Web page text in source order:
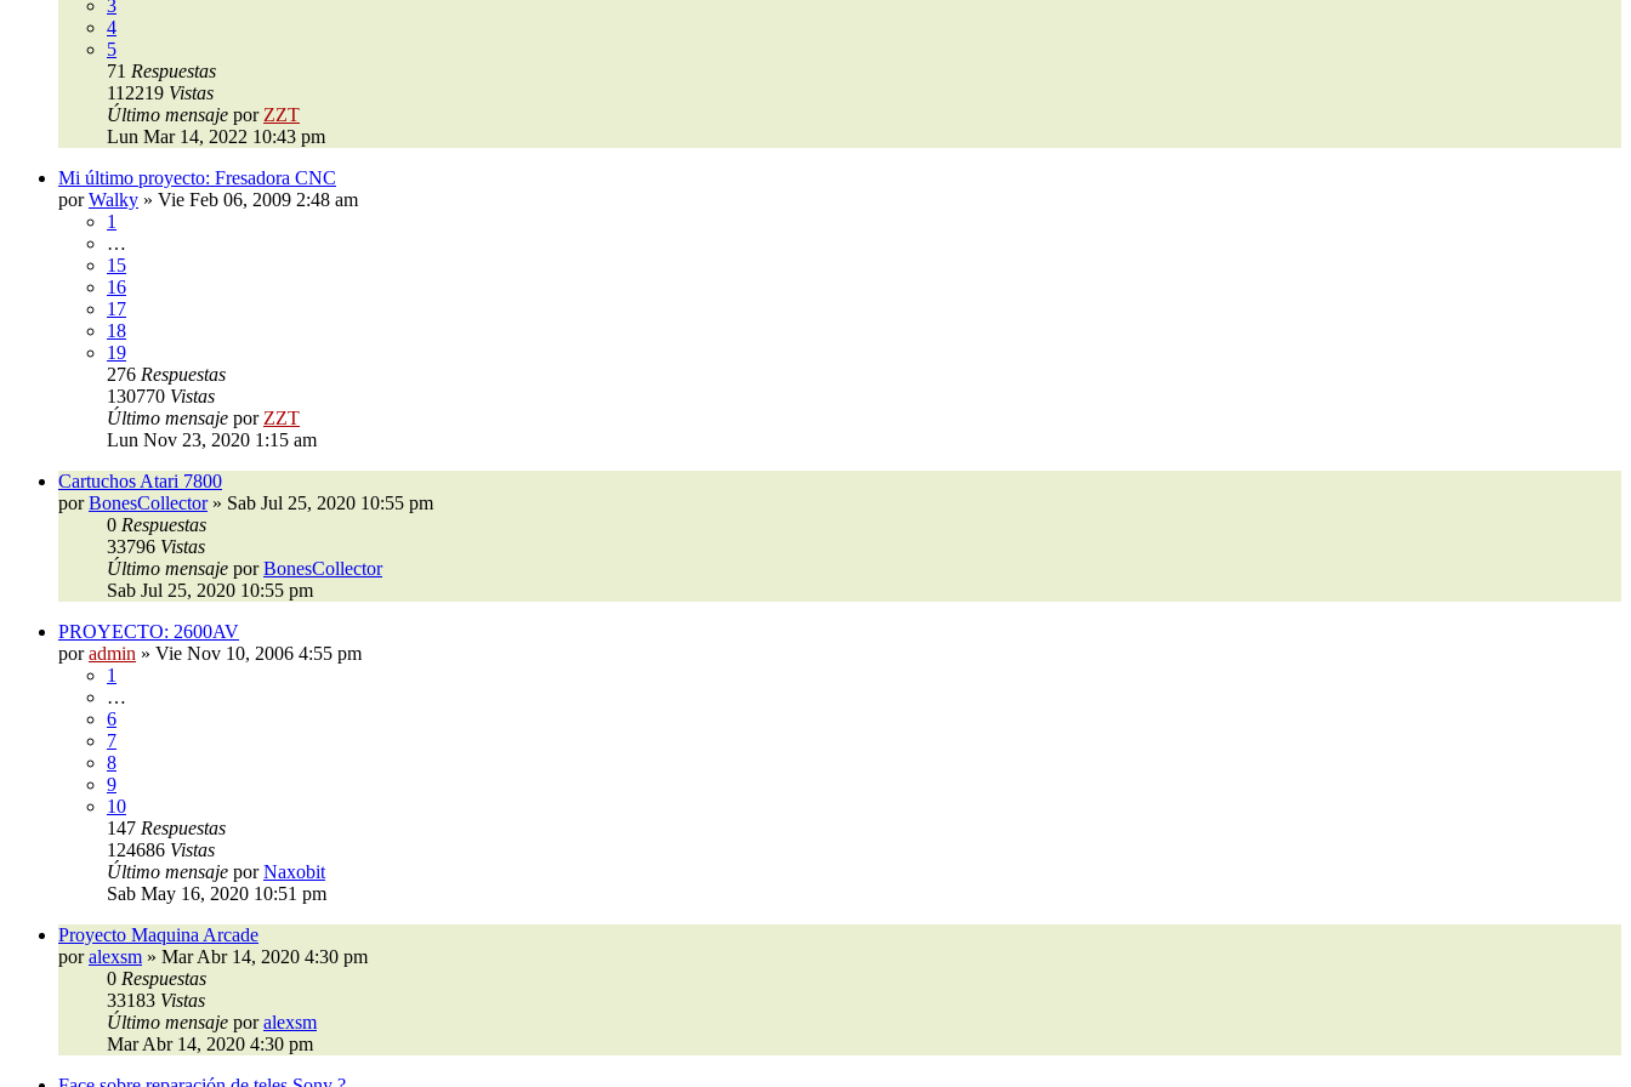
3
4
5
71 Respuestas
112219 Vistas
Último mensaje por ZZT
Lun Mar 14, 2022 10:43 pm
Mi último proyecto: Fresadora CNC
porWalky » Vie Feb 06, 2009 2:48 am
1
…
15
16
17
18
19
276 Respuestas
130770 Vistas
Último mensaje por ZZT
Lun Nov 23, 2020 1:15 am
Cartuchos Atari 7800
porBonesCollector» Sab Jul 25, 2020 10:55 pm
0 Respuestas
33796 Vistas
Último mensaje porBonesCollector
Sab Jul 25, 2020 10:55 pm
PROYECTO: 2600AV
poradmin » Vie Nov 10, 2006 4:55 pm
1
…
6
7
8
9
10
147 Respuestas
124686 Vistas
Último mensaje porNaxobit
Sab May 16, 2020 10:51 pm
Proyecto Maquina Arcade
poralexsm » Mar Abr 14, 2020 4:30 pm
0 Respuestas
33183 Vistas
Último mensaje poralexsm
Mar Abr 14, 2020 4:30 pm